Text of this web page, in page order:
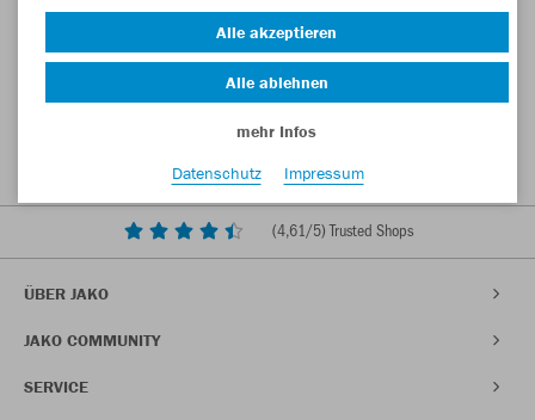
(4,61/5) Trusted Shops
ÜBER JAKO
JAKO COMMUNITY
SERVICE
Alle akzeptieren
Alle ablehnen
mehr Infos
Datenschutz
Impressum